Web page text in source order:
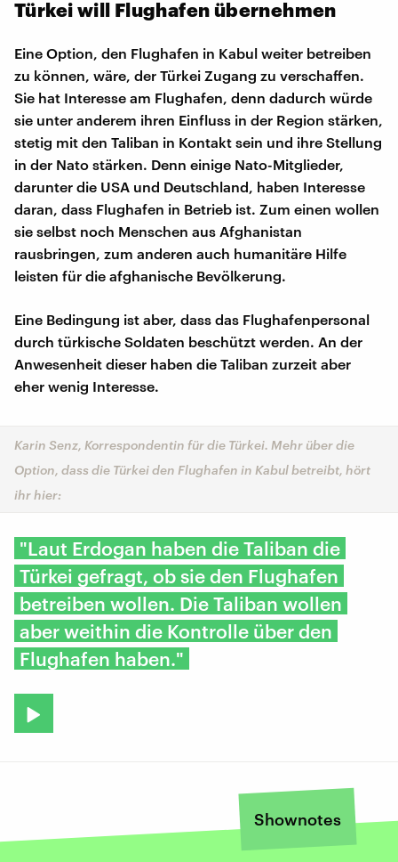
Türkei will Flughafen übernehmen
Eine Option, den Flughafen in Kabul weiter betreiben
zu können, wäre, der Türkei Zugang zu verschaffen.
Sie hat Interesse am Flughafen, denn dadurch würde
sie unter anderem ihren Einfluss in der Region stärken,
stetig mit den Taliban in Kontakt sein und ihre Stellung
in der Nato stärken. Denn einige Nato-Mitglieder,
darunter die USA und Deutschland, haben Interesse
daran, dass Flughafen in Betrieb ist. Zum einen wollen
sie selbst noch Menschen aus Afghanistan
rausbringen, zum anderen auch humanitäre Hilfe
leisten für die afghanische Bevölkerung.
Eine Bedingung ist aber, dass das Flughafenpersonal
durch türkische Soldaten beschützt werden. An der
Anwesenheit dieser haben die Taliban zurzeit aber
eher wenig Interesse.
Karin Senz, Korrespondentin für die Türkei. Mehr über die
Option, dass die Türkei den Flughafen in Kabul betreibt, hört
ihr hier:
"Laut Erdogan haben die Taliban die
Türkei gefragt, ob sie den Flughafen
betreiben wollen. Die Taliban wollen
aber weithin die Kontrolle über den
Flughafen haben."
Shownotes